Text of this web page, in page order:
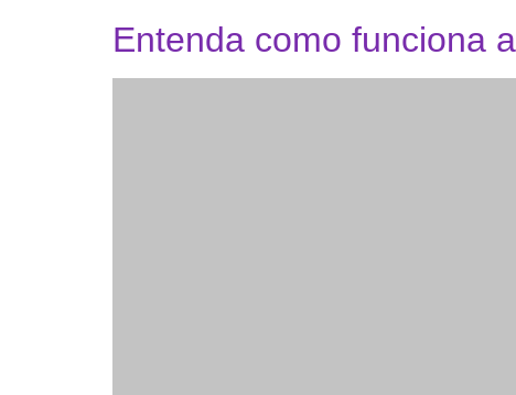
Entenda como funciona